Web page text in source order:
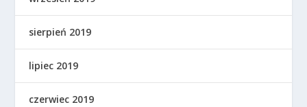
sierpień 2019
lipiec 2019
czerwiec 2019